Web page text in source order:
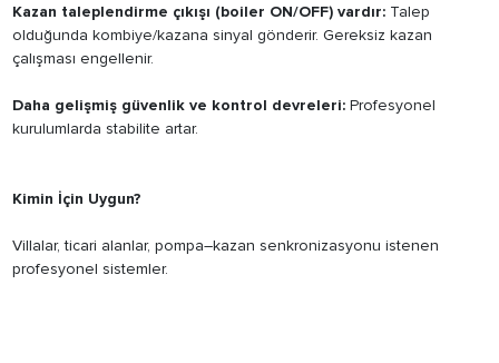
Kazan taleplendirme çıkışı (boiler ON/OFF) vardır: Talep
olduğunda kombiye/kazana sinyal gönderir. Gereksiz kazan
çalışması engellenir.
Daha gelişmiş güvenlik ve kontrol devreleri: Profesyonel
kurulumlarda stabilite artar.
Kimin İçin Uygun?
Villalar, ticari alanlar, pompa–kazan senkronizasyonu istenen
profesyonel sistemler.